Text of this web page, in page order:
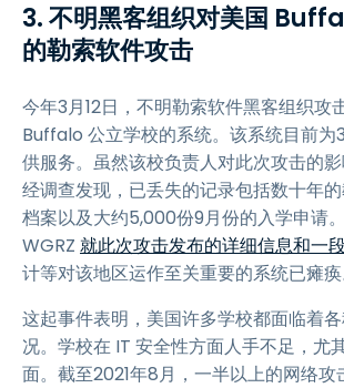
3. 不明黑客组织对美国
的勒索软件攻击
今年3月12日，不明勒索软件黑客组织攻
Buffalo 公立学校的系统。该系统目前
供服务。虽然该校负责人对此次攻击的
经调查发现，已丢失的记录包括数十年
档案以及大约5,000份9月份的入学申请
WGRZ 就此次攻击发布的详细信息和一
计等对该地区运作至关重要的系统已瘫痪
这起事件表明，美国许多学校都面临着
况。学校在 IT 安全性方面人手不足，尤
面。截至2021年8月，一半以上的网络攻